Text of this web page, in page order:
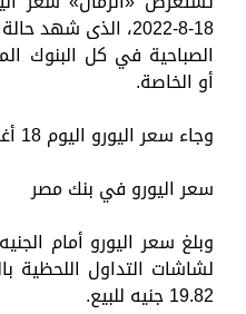
18-8-2022، الذى
الصباحية في كل البنوك
أو الخاصة.
وجاء سعر اليورو اليوم 18 أغسطس على النحو التالي:
سعر اليورو في بنك مصر
وبلغ سعر اليورو أمام
19.82 جنيه للبيع.